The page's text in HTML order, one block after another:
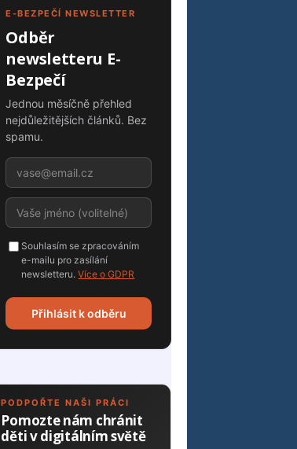
E-BEZPEČÍ NEWSLETTER
Odběr
newsletteru E-
Bezpečí
Jednou měsíčně přehled
nejdůležitějších článků. Bez
spamu.
Souhlasím se zpracováním
e-mailu pro zasílání
newsletteru.Více o GDPR
Přihlásit k odběru
PODPOŘTE NAŠI PRÁCI
Pomozte nám chránit
děti v digitálním světě